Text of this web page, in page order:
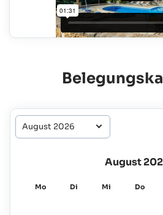
August
Mo Di Mi Do